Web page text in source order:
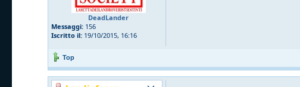
DeadLander
Messaggi: 156
Iscritto il: 19/10/2015, 16:16
Top